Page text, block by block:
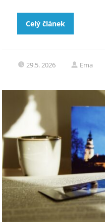
Celý článek
29.5. 2026 Ema